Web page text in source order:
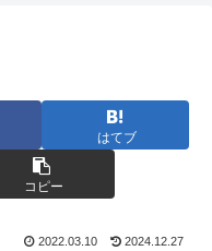
はてブ
コピー
2022.03.10 2024.12.27